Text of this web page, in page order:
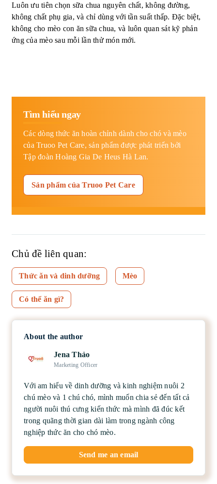
Luôn ưu tiên chọn sữa chua nguyên chất, không đường,
không chất phụ gia, và chỉ dùng với tần suất thấp. Đặc biệt,
không cho mèo con ăn sữa chua, và luôn quan sát kỹ phản
ứng của mèo sau mỗi lần thử món mới.
Tìm hiểu ngay
Các dòng thức ăn hoàn chỉnh dành cho chó và mèo
của Truoo Pet Care, sản phẩm được phát triển bởi
Tập đoàn Hoàng Gia De Heus Hà Lan.
Sản phẩm của Truoo Pet Care
Chủ đề liên quan:
Thức ăn và dinh dưỡng Mèo
Có thể ăn gì?
About the author
Jena Thảo
Marketing Officer
Với am hiểu về dinh dưỡng và kinh nghiệm nuôi 2
chú mèo và 1 chú chó, mình muốn chia sẻ đến tất cả
người nuôi thú cưng kiến thức mà mình đã đúc kết
trong quãng thời gian dài làm trong ngành công
nghiệp thức ăn cho chó mèo.
Send me an email